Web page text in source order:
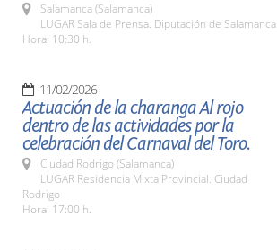
Salamanca (Salamanca)
LUGAR Sala de Prensa. Diputación de Salamanca
Hora: 10:30 h.
11/02/2026
Actuación de la charanga Al rojo
dentro de las actividades por la
celebración del Carnaval del Toro.
Ciudad Rodrigo (Salamanca)
LUGAR Residencia Mixta Provincial. Ciudad
Rodrigo
Hora: 17:00 h.